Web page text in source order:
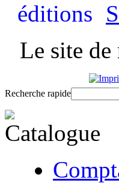
Le site de
Recherche rapide